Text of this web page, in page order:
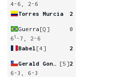
4-6, 2-6
Torres Murcia
2
Guerra [Q]
0
6 1 -7, 2-6
Babel [4] 2
[5]2
6-3, 6-3